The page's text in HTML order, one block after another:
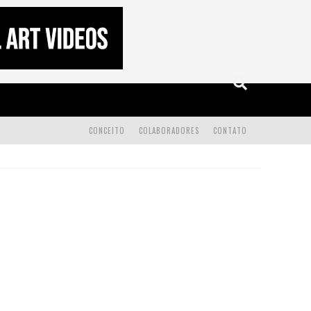
CONTATO
COLABORADORES
CONCEITO